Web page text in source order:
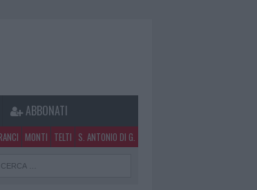
ABBONATI
MONTI TELTI S. ANTONIO DI G.